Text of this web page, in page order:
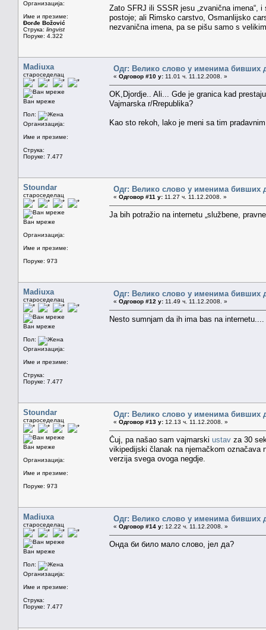
Организација:
Име и презиме:
Đorđe Božović
Струка: lingvist
Поруке: 4.322
Zato SFRJ ili SSSR jesu „zvanična
postoje; ali Rimsko carstvo, Osmanlijsko
nezvanična imena, pa se pišu samo s
Madiuxa
староседелац
Ван мреже
Пол:
Организација:
Име и презиме:
Струка:
Поруке: 7.477
Одг: Велико слово у именима бивших
« Одговор #10 у: 11.01 ч. 11.12.2008. »
OK,Djordje.. Ali... Gde je granica kad
Vajmarska r/Rrepublika?
Kao sto rekoh, lako je meni sa tim
Stoundar
староседелац
Ван мреже
Организација:
Име и презиме:
Поруке: 973
Одг: Велико слово у именима бивших
« Одговор #11 у: 11.27 ч. 11.12.2008. »
Ja bih potražio na internetu „službene,
Madiuxa
староседелац
Ван мреже
Пол:
Организација:
Име и презиме:
Струка:
Поруке: 7.477
Одг: Велико слово у именима бивших
« Одговор #12 у: 11.49 ч. 11.12.2008. »
Nesto sumnjam da ih ima bas na internetu....
Stoundar
староседелац
Ван мреже
Организација:
Име и презиме:
Поруке: 973
Одг: Велико слово у именима бивших
« Одговор #13 у: 12.13 ч. 11.12.2008. »
Čuj, pa našao sam vajmarski ustav za 30
vikipedijski članak na njemačkom označava
verzija svega ovoga negdje.
Madiuxa
староседелац
Ван мреже
Пол:
Организација:
Име и презиме:
Струка:
Поруке: 7.477
Одг: Велико слово у именима бивших
« Одговор #14 у: 12.22 ч. 11.12.2008. »
Онда би било мало слово, јел да?